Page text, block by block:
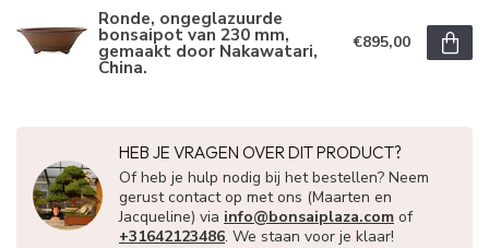
Ronde, ongeglazuurde
bonsaipot van 230 mm,
gemaakt door Nakawatari,
China.
€895,00
HEB JE VRAGEN OVER DIT PRODUCT?
Of heb je hulp nodig bij het bestellen? Neem
gerust contact op met ons (Maarten en
Jacqueline) via info@bonsaiplaza.com of
+31642123486. We staan voor je klaar!